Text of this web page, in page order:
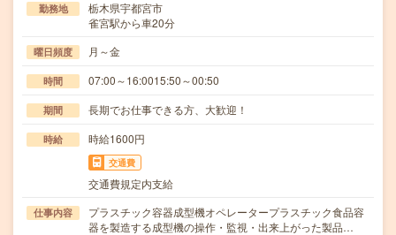
勤務地
栃木県宇都宮市
雀宮駅から車20分
曜日頻度 月～金
時間 07:00～16:0015:50～00:50
期間 長期でお仕事できる方、大歓迎！
時給 時給1600円
交通費
交通費規定内支給
仕事内容
プラスチック容器成型機オペレータープラスチック食品容
器を製造する成型機の操作・監視・出来上がった製品…